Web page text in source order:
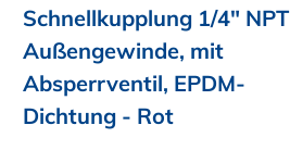
Schnellkupplung 1/4" NPT
Außengewinde, mit
Absperrventil, EPDM-
Dichtung - Rot